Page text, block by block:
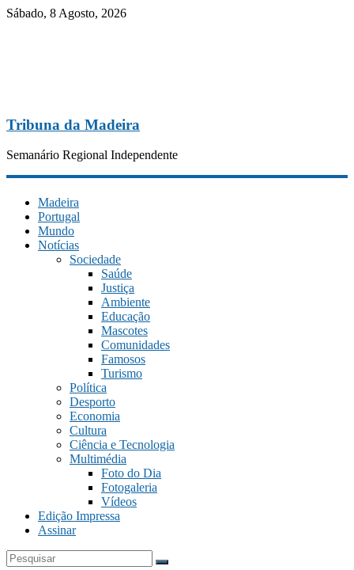
Sábado, 8 Agosto, 2026
Tribuna da Madeira
Semanário Regional Independente
Madeira
Portugal
Mundo
Notícias
Sociedade
Saúde
Justiça
Ambiente
Educação
Mascotes
Comunidades
Famosos
Turismo
Política
Desporto
Economia
Cultura
Ciência e Tecnologia
Multimédia
Foto do Dia
Fotogaleria
Vídeos
Edição Impressa
Assinar